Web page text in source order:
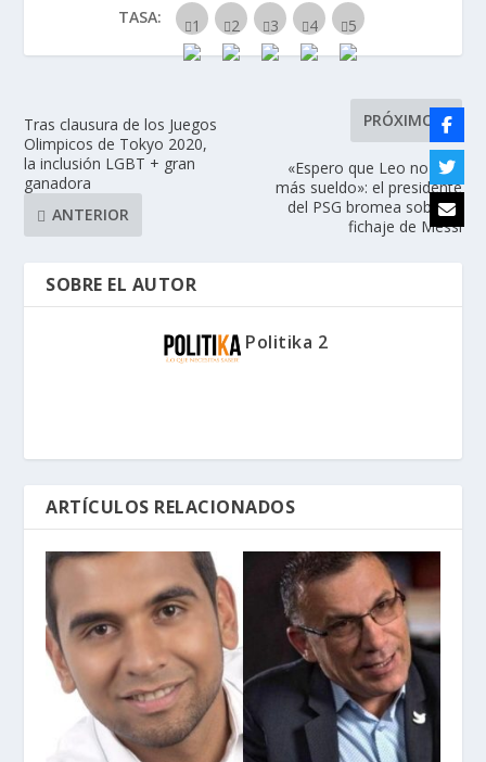
TASA:
Tras clausura de los Juegos
Olimpicos de Tokyo 2020,
la inclusión LGBT + gran
ganadora
ANTERIOR
PRÓXIMO
«Espero que Leo no pida
más sueldo»: el presidente
del PSG bromea sobre el
fichaje de Messi
SOBRE EL AUTOR
Politika 2
ARTÍCULOS RELACIONADOS